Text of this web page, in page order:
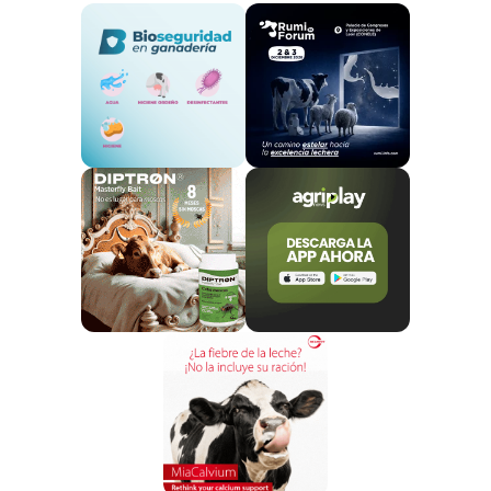
41,098807 euros/animal para los terneros
cebados que proceden de otra explotación en
la región insular;
193.000 euros de dotación
presupuestaria y 4.696 animales
comunicados.
42,822731 euros /animal para la ayuda por
Derechos Especiales; 1.440.000 euros y 33.627
animales comunicados.
Se trata deimportes provisionales.Se podrá realizar
primer pago, que llegará hasta el 90% del importe
de la ayuda.
las Comunidades Autónomas
comunicarán de nuevo al FEGA, antes del 30 de